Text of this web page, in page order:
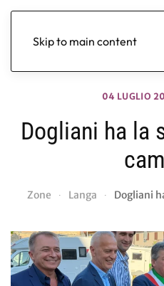
Skip to main content
04 LUGLIO
Dogliani ha la
Zone Langa Dogliani